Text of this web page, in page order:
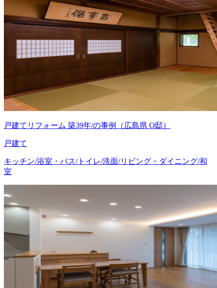
戸建てリフォーム 築39年/の事例（広島県 O邸）
戸建て
キッチン/浴室・バス/トイレ/洗面/リビング・ダイニング/和
室